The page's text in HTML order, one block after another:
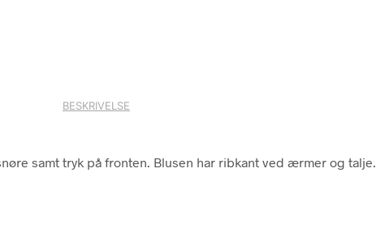
BESKRIVELSE
samt tryk på fronten. Blusen har ribkant ved ærmer og talje.